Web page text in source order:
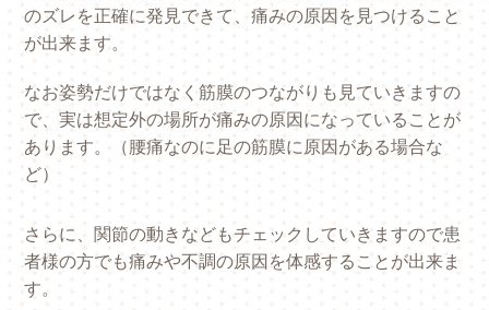
のズレを正確に発見できて、痛みの原因を見つけること
が出来ます。
なお姿勢だけではなく筋膜のつながりも見ていきますの
で、実は想定外の場所が痛みの原因になっていることが
あります。（腰痛なのに足の筋膜に原因がある場合な
ど）
さらに、関節の動きなどもチェックしていきますので患
者様の方でも痛みや不調の原因を体感することが出来ま
す。